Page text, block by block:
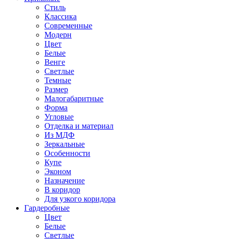
Стиль
Классика
Современные
Модерн
Цвет
Белые
Венге
Светлые
Темные
Размер
Малогабаритные
Форма
Угловые
Отделка и материал
Из МДФ
Зеркальные
Особенности
Купе
Эконом
Назначение
В коридор
Для узкого коридора
Гардеробные
Цвет
Белые
Светлые